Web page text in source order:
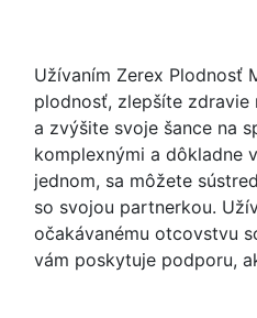
Užívaním Zerex Plodnosť
plodnosť, zlepšíte zdravie
a zvýšite svoje šance na
komplexnými a dôkladne
jednom, sa môžete
so svojou partnerkou.
očakávanému otcovstvu
vám poskytuje podporu,